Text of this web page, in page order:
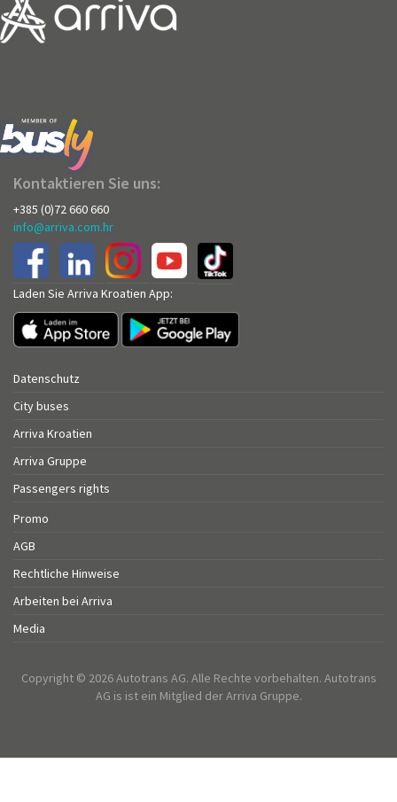
Kontaktieren Sie uns:
+385 (0)72 660 660
info@arriva.com.hr
Laden Sie Arriva Kroatien App:
Datenschutz
City buses
Arriva Kroatien
Arriva Gruppe
Passengers rights
Promo
AGB
Rechtliche Hinweise
Arbeiten bei Arriva
Media
Copyright © 2026 Autotrans AG. Alle Rechte vorbehalten. Autotrans
AG is ist ein Mitglied der Arriva Gruppe.